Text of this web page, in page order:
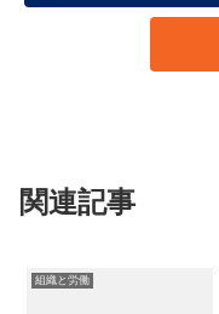
関連記事
組織と労働